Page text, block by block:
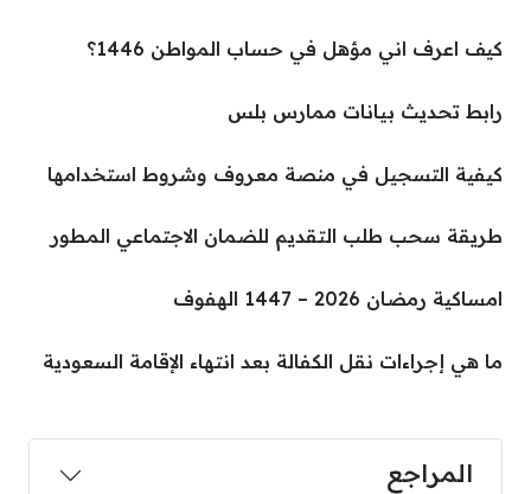
كيف اعرف اني مؤهل في حساب المواطن 1446؟
رابط تحديث بيانات ممارس بلس
كيفية التسجيل في منصة معروف وشروط استخدامها
طريقة سحب طلب التقديم للضمان الاجتماعي المطور
امساكية رمضان 2026 – 1447 الهفوف
ما هي إجراءات نقل الكفالة بعد انتهاء الإقامة السعودية
المراجع